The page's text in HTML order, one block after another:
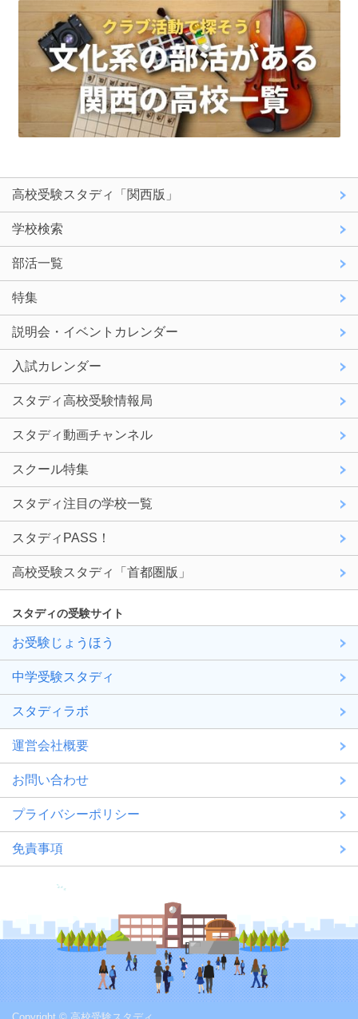
高校受験スタディ「関西版」
学校検索
部活一覧
特集
説明会・イベントカレンダー
入試カレンダー
スタディ高校受験情報局
スタディ動画チャンネル
スクール特集
スタディ注目の学校一覧
スタディPASS！
高校受験スタディ「首都圏版」
スタディの受験サイト
お受験じょうほう
中学受験スタディ
スタディラボ
運営会社概要
お問い合わせ
プライバシーポリシー
免責事項